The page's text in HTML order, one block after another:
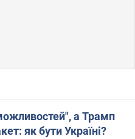
а Трамп
як бути Україні?